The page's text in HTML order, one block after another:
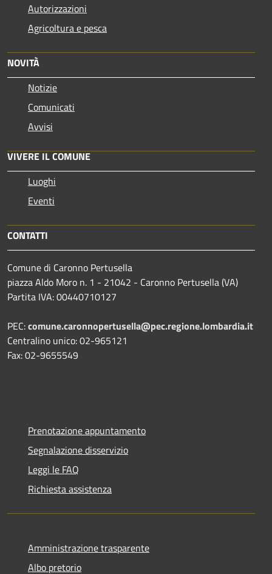
Autorizzazioni
Agricoltura e pesca
NOVITÀ
Notizie
Comunicati
Avvisi
VIVERE IL COMUNE
Luoghi
Eventi
CONTATTI
Comune di Caronno Pertusella
piazza Aldo Moro n. 1 - 21042 - Caronno Pertusella (VA)
Partita IVA: 00440710127
PEC:comune.caronnopertusella@pec.regione.lombardia.it
Centralino unico: 02-965121
Fax: 02-9655549
Prenotazione appuntamento
Segnalazione disservizio
Leggi le FAQ
Richiesta assistenza
Amministrazione trasparente
Albo pretorio